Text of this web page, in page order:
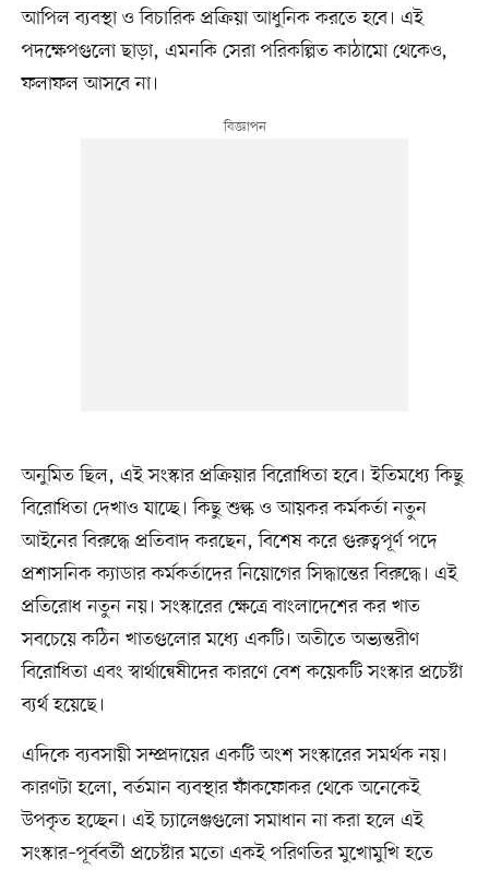
আপিল ব্যবস্থা ও বিচারিক প্রক্রিয়া আধুনিক করতে হবে। এই
পদক্ষেপগুলো ছাড়া, এমনকি সেরা পরিকল্পিত কাঠামো থেকেও,
ফলাফল আসবে না।
অনুমিত ছিল, এই সংস্কার প্রক্রিয়ার বিরোধিতা হবে। ইতিমধ্যে কিছু
বিরোধিতা দেখাও যাচ্ছে। কিছু শুল্ক ও আয়কর কর্মকর্তা নতুন
আইনের বিরুদ্ধে প্রতিবাদ করছেন, বিশেষ করে গুরুত্বপূর্ণ পদে
প্রশাসনিক ক্যাডার কর্মকর্তাদের নিয়োগের সিদ্ধান্তের বিরুদ্ধে। এই
প্রতিরোধ নতুন নয়। সংস্কারের ক্ষেত্রে বাংলাদেশের কর খাত
সবচেয়ে কঠিন খাতগুলোর মধ্যে একটি। অতীতে অভ্যন্তরীণ
বিরোধিতা এবং স্বার্থান্বেষীদের কারণে বেশ কয়েকটি সংস্কার প্রচেষ্টা
ব্যর্থ হয়েছে।
এদিকে ব্যবসায়ী সম্প্রদায়ের একটি অংশ সংস্কারের সমর্থক নয়।
কারণটা হলো, বর্তমান ব্যবস্থার ফাঁকফোকর থেকে অনেকেই
উপকৃত হচ্ছেন। এই চ্যালেঞ্জগুলো সমাধান না করা হলে এই
সংস্কার–পূর্ববর্তী প্রচেষ্টার মতো একই পরিণতির মুখোমুখি হতে